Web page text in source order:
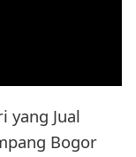
yang Jual
Bogor